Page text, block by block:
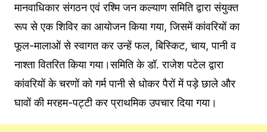
मानवाधिकार संगठन एवं रश्मि जन कल्याण समिति द्वारा संयुक्त
रूप से एक शिविर का आयोजन किया गया, जिसमें कांवरियों का
फूल-मालाओं से स्वागत कर उन्हें फल, बिस्किट, चाय, पानी व
नाश्ता वितरित किया गया।समिति के डॉ. राजेश पटेल द्वारा
कांवरियों के चरणों को गर्म पानी से धोकर पैरों में पड़े छाले और
घावों की मरहम-पट्टी कर प्राथमिक उपचार दिया गया।